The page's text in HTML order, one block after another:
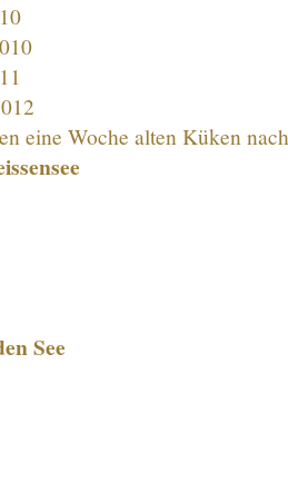
eine Woche alten Küken
See